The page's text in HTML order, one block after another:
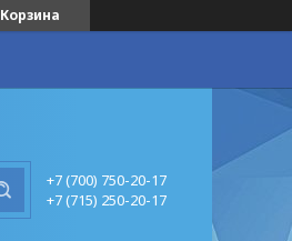
Корзина
+7 (700) 750-20-17
+7 (715) 250-20-17